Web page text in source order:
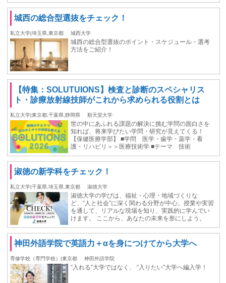
城西の総合型選抜をチェック！
私立大学|埼玉県,東京都 城西大学
城西の総合型選抜のポイント・スケジュール・選考
方法をご紹介！
【特集：SOLUTUIONS】検査と診断のスペシャリス
ト・診療放射線技師がこれから求められる役割とは
私立大学|東京都,千葉県,静岡県 順天堂大学
世の中にあふれる課題の解決に挑む学問の面白さを
知れば、将来学びたい学問・研究が見えてくる！
【保健医療学部】 ■学問 医学・歯学・薬学・看
護・リハビリ＞＞医療技術学 ■テーマ 技術
淑徳の新学科をチェック！
私立大学|千葉県,埼玉県,東京都 淑徳大学
淑徳大学の学びは、福祉・心理・地域づくりな
ど、“人と社会”に深く関わる分野が中心。授業や実習
を通して、リアルな現場を知り、実践的に学んでい
けます。 ここから、あなたの未来を形にしよう。
神田外語学院で英語力＋αを身につけてから大学へ
専修学校（専門学校）|東京都 神田外語学院
“入れる”大学ではなく、 “入りたい”大学へ編入学！